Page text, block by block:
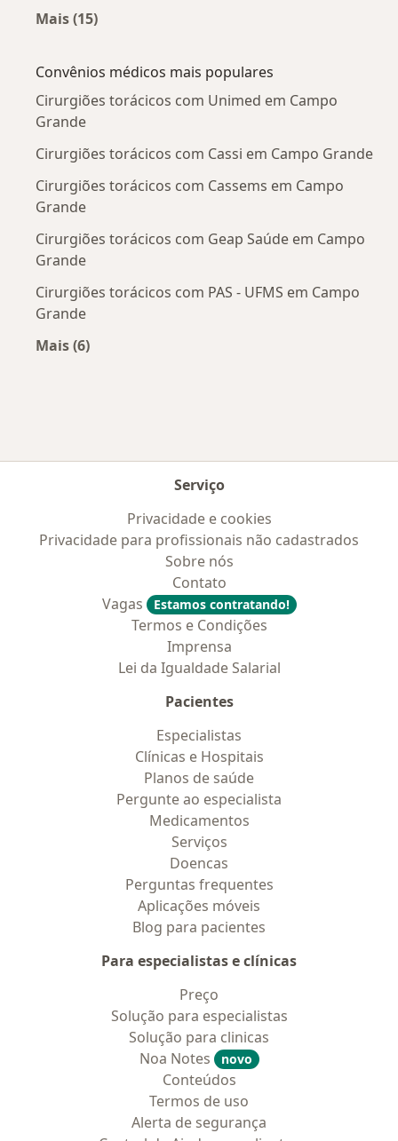
Mais (15)
Convênios médicos mais populares
Cirurgiões torácicos com Unimed em Campo
Grande
Cirurgiões torácicos com Cassi em Campo Grande
Cirurgiões torácicos com Cassems em Campo
Grande
Cirurgiões torácicos com Geap Saúde em Campo
Grande
Cirurgiões torácicos com PAS - UFMS em Campo
Grande
Mais (6)
Serviço
Privacidade e cookies
Privacidade para profissionais não cadastrados
Sobre nós
Contato
Vagas
Estamos contratando!
Termos e Condições
Imprensa
Lei da Igualdade Salarial
Pacientes
Especialistas
Clínicas e Hospitais
Planos de saúde
Pergunte ao especialista
Medicamentos
Serviços
Doencas
Perguntas frequentes
Aplicações móveis
Blog para pacientes
Para especialistas e clínicas
Preço
Solução para especialistas
Solução para clinicas
Noa Notes
novo
Conteúdos
Termos de uso
Alerta de segurança